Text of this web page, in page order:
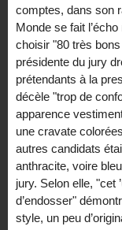
comptes, dans son
Monde se fait
choisir "80 très
présidente du jury
prétendants à la
décèle "trop de
apparence
une cravate
autres candidats
anthracite, voire
jury. Selon elle, "cet
d’endosser"
style, un peu